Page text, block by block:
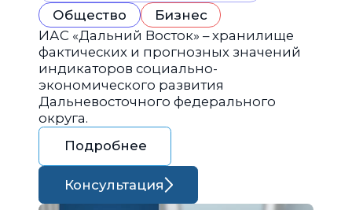
Общество
Бизнес
ИАС «Дальний Восток» – хранилище
фактических и прогнозных значений
индикаторов социально-
экономического развития
Дальневосточного федерального
округа.
Подробнее
Консультация